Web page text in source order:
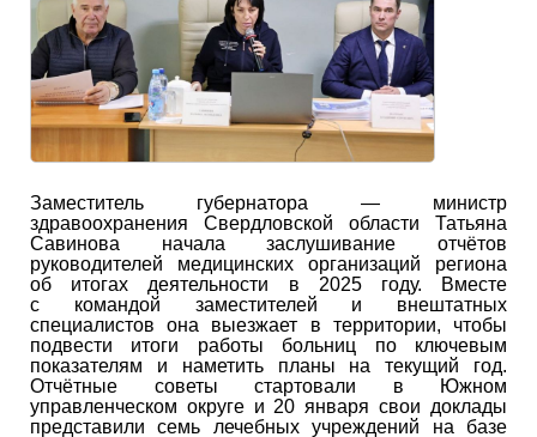
Заместитель губернатора — министр
здравоохранения Свердловской области Татьяна
Савинова начала заслушивание отчётов
руководителей медицинских организаций региона
об итогах деятельности в 2025 году. Вместе
с командой заместителей и внештатных
специалистов она выезжает в территории, чтобы
подвести итоги работы больниц по ключевым
показателям и наметить планы на текущий год.
Отчётные советы стартовали в Южном
управленческом округе и 20 января свои доклады
представили семь лечебных учреждений на базе